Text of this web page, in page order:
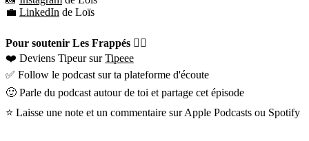
💼 LinkedIn de Loïs
Pour soutenir Les Frappés 👇🏼
❤️ Deviens Tipeur surTipeee
✅ Follow le podcast sur ta plateforme d'écoute
🙂 Parle du podcast autour de toi et partage cet épisode
⭐️ Laisse une note et un commentaire sur Apple Podcasts ou Spotify